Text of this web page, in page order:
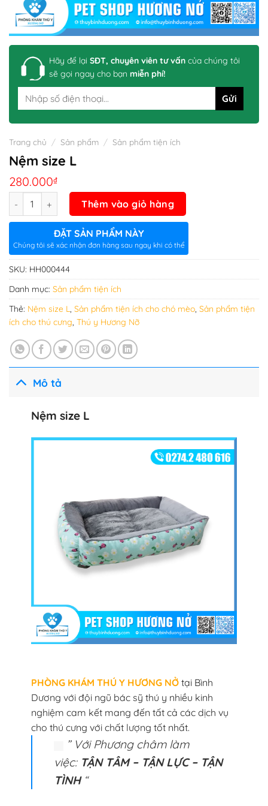
Hãy để lại SĐT, chuyên viên tư vấn của chúng tôi
sẽ gọi ngay cho bạn miễn phí!
Trang chủ / Sản phẩm / Sản phẩm tiện ích
Nệm size L
280.000₫
Thêm vào giỏ hàng
ĐẶT SẢN PHẨM NÀY
Chúng tôi sẽ xác nhận đơn hàng sau ngay khi có thể
SKU: HH000444
Danh mục: Sản phẩm tiện ích
Thẻ: Nệm size L, Sản phẩm tiện ích cho chó mèo, Sản phẩm tiện
ích cho thú cưng, Thú y Hương Nỡ
Mô tả
Nệm size L
PHÒNG KHÁM THÚ Y HƯƠNG NỞtại Bình
Dương với đội ngũ bác sỹ thú y nhiều kinh
nghiệm cam kết mang đến tất cả các dịch vụ
cho thú cưng với chất lượng tốt nhất.
” Với Phương châm làm
việc: TẬN TÂM – TẬN LỰC – TẬN
TÌNH“